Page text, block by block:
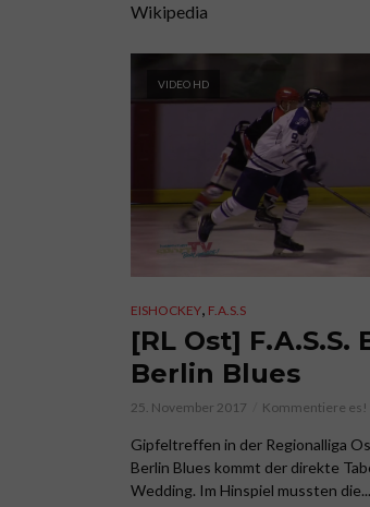
Wikipedia
VIDEO HD
EISHOCKEY, F.A.S.S
[RL Ost] F.A.S.S.
Berlin Blues
25. November 2017 Kommentiere es!
Gipfeltreffen in der Regionalliga
Berlin Blues kommt der direkte
Wedding. Im Hinspiel mussten die...